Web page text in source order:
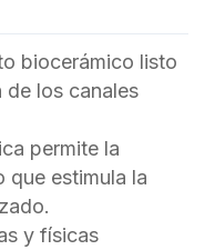
biocerámico listo
de los canales
permite la
que estimula la
y físicas